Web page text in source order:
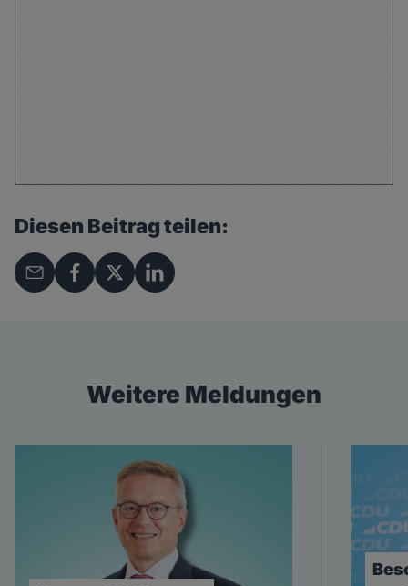
Diesen Beitrag teilen:
Weitere Meldungen